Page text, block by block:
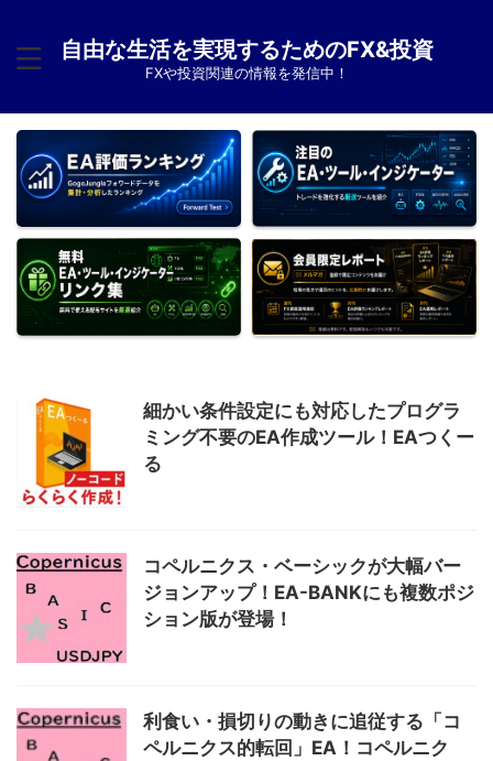
自由な生活を実現するためのFX&投資
FXや投資関連の情報を発信中！
細かい条件設定にも対応したプログラ
ミング不要のEA作成ツール！EAつくー
る
コペルニクス・ベーシックが大幅バー
ジョンアップ！EA-BANKにも複数ポジ
ション版が登場！
利食い・損切りの動きに追従する「コ
ペルニクス的転回」EA！コペルニク